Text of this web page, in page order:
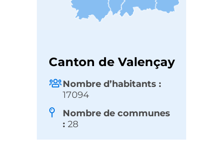
Canton de Valençay
Nombre d’habitants :
17094
Nombre de communes
: 28